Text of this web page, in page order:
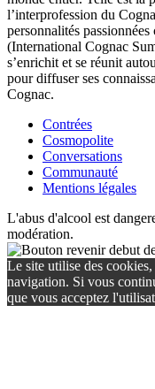
l’interprofession du
personnalités
(International Cognac
s’enrichit et se réunit
pour diffuser ses
Cognac.
Contrées
Cosmopolite
Conversations
Communauté
Mentions légales
L'abus d'alcool est
modération.
Le site utilise des
navigation. Si vous
que vous acceptez